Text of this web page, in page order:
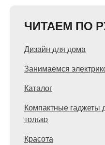
ЧИТАЕМ ПО
Дизайн для дома
Занимаемся
Каталог
Компактные гаджеты
только
Красота